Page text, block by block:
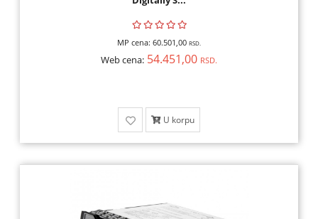
MP cena: 60.501,00 RSD.
Web cena: 54.451,00 RSD.
U korpu